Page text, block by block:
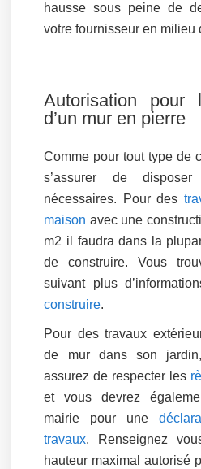
hausse sous peine de
votre fournisseur en milieu
Autorisation pour
d’un mur en pierre
Comme pour tout type de
s’assurer de
nécessaires. Pour des
maison avec une
m2 il faudra dans la
de construire. Vous
suivant plus
construire.
Pour des travaux
de mur dans son
assurez de respecter les
et vous devrez
mairie pour une
travaux. Renseignez
hauteur maximal autorisé